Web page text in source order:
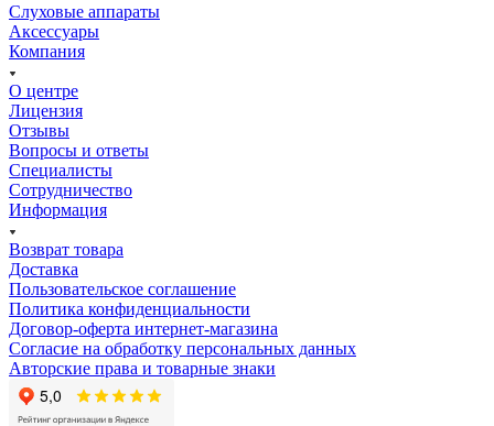
Слуховые аппараты
Аксессуары
Компания
О центре
Лицензия
Отзывы
Вопросы и ответы
Специалисты
Сотрудничество
Информация
Возврат товара
Доставка
Пользовательское соглашение
Политика конфиденциальности
Договор-оферта интернет-магазина
Согласие на обработку персональных данных
Авторские права и товарные знаки